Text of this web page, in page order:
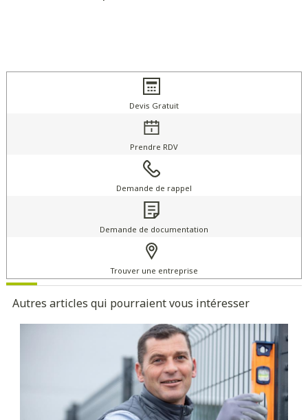
Devis Gratuit
Prendre RDV
Demande de rappel
Demande de documentation
Trouver une entreprise
Autres articles qui pourraient vous intéresser